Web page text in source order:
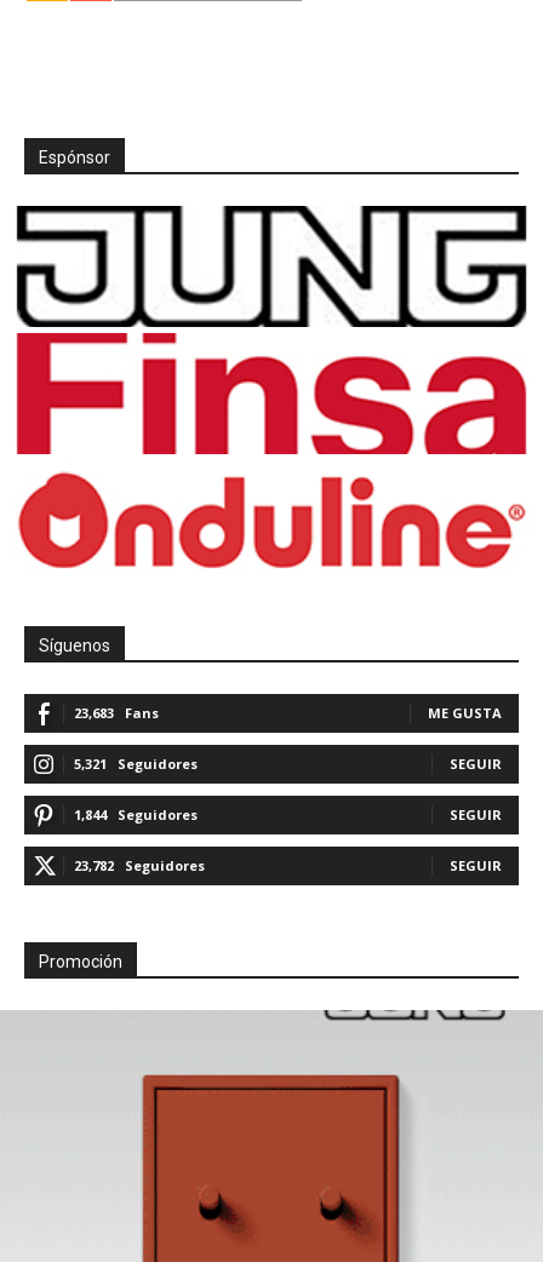
Espónsor
Síguenos
23,683 Fans ME GUSTA
5,321 Seguidores SEGUIR
1,844 Seguidores SEGUIR
23,782 Seguidores SEGUIR
Promoción